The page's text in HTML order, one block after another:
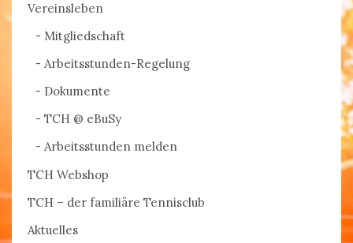
Vereinsleben
Mitgliedschaft
Arbeitsstunden-Regelung
Dokumente
TCH @ eBuSy
Arbeitsstunden melden
TCH Webshop
TCH – der familiäre Tennisclub
Aktuelles